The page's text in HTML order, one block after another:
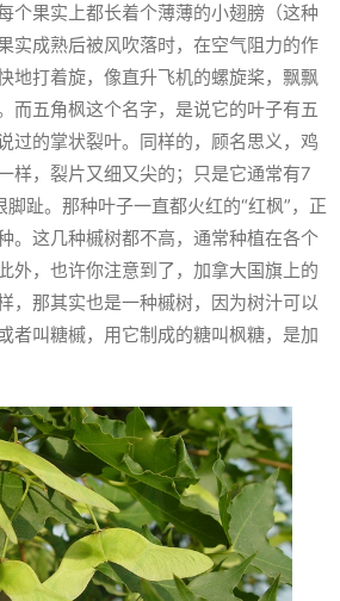
个果实上都长着个薄薄的小翅膀（这种
实成熟后被风吹落时，在空气阻力的作
地打着旋，像直升飞机的螺旋桨，飘飘
而五角枫这个名字，是说它的叶子有五
过的掌状裂叶。同样的，顾名思义，鸡
样，裂片又细又尖的；只是它通常有7
趾。那种叶子一直都火红的“红枫”，正
。这几种槭树都不高，通常种植在各个
外，也许你注意到了，加拿大国旗上的
，那其实也是一种槭树，因为树汁可以
者叫糖槭，用它制成的糖叫枫糖，是加